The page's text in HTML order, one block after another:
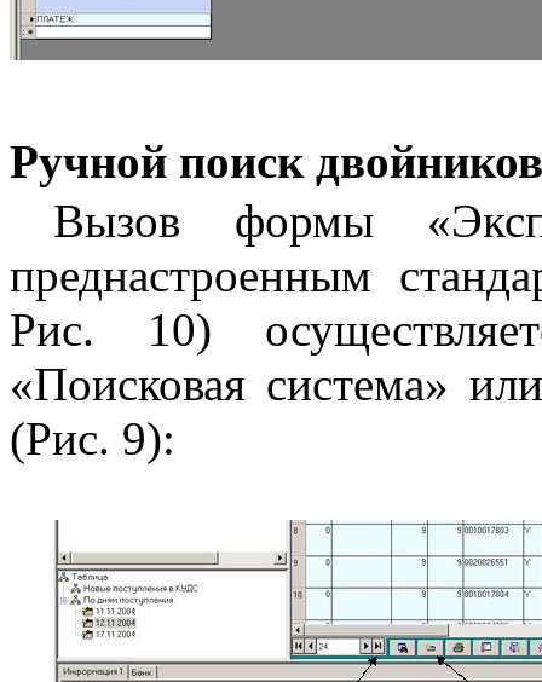
Ручной поиск
Вызов формы
преднастроенным
Рис. 10)
«Поисковая система»
(Рис. 9):